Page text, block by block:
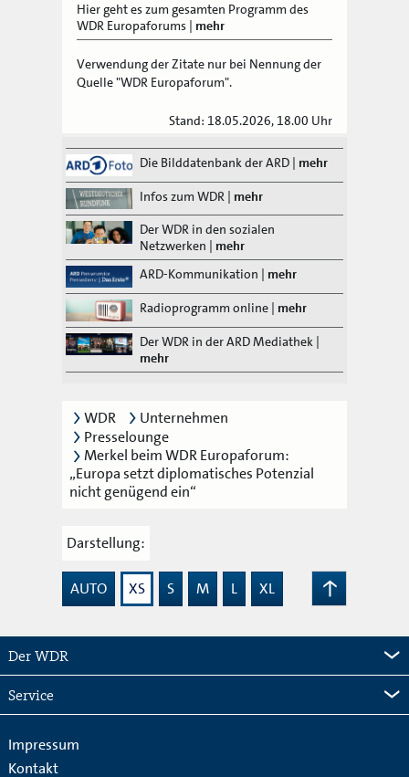
Hier geht es zum gesamten Programm des
WDR Europaforums | mehr
Verwendung der Zitate nur bei Nennung der
Quelle "WDR Europaforum".
Stand: 18.05.2026, 18.00 Uhr
Die Bilddatenbank der ARD | mehr
Infos zum WDR | mehr
Der WDR in den sozialen
Netzwerken | mehr
ARD-Kommunikation | mehr
Radioprogramm online | mehr
Der WDR in der ARD Mediathek |
mehr
WDR
Unternehmen
Presselounge
Merkel beim WDR Europaforum:
„Europa setzt diplomatisches Potenzial
nicht genügend ein“
Darstellung:
AUTO XS S M L
XL
Zum
Der WDR
Service
Impressum
Kontakt